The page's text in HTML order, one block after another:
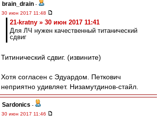
brain_drain -
30 июн 2017 11:48
21-kratny » 30 июн 2017 11:41
Для ЛЧ нужен качественный титанический
сдвиг
Титинический сдвиг. (извините)
Хотя согласен с Эдуардом. Петкович
неприятно удивляет. Низамутдинов-стайл.
Sardonics -
30 июн 2017 11:46